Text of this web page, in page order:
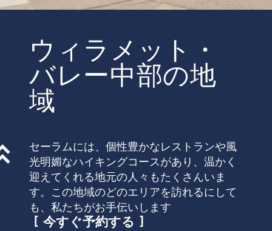
ウィラメット・
バレー中部の地
域
セーラムには、個性豊かなレストランや風
光明媚なハイキングコースがあり、温かく
迎えてくれる地元の人々もたくさんいま
す。この地域のどのエリアを訪れるにして
も、私たちがお手伝いします
今すぐ予約する